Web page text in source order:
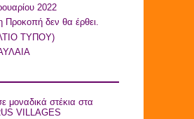
2022
Προκοπή δεν θα έρθει.
ΤΥΠΟY)
στέκια στα
VILLAGES